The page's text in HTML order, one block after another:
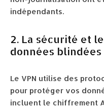
indépendants.
2. La sécurité et
données blindées
Le VPN utilise des
pour protéger vos
incluent le chiffrement